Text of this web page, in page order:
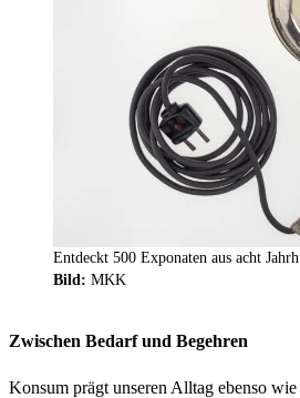
Entdeckt 500 Exponaten aus acht
Bild: MKK
Zwischen Bedarf und Begehren
Konsum prägt unseren Alltag ebenso